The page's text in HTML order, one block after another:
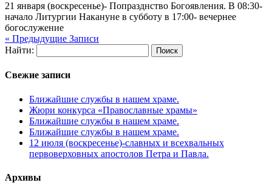
21 января (воскресенье)- Попразднство Богоявления. В 08:30-
начало Литургии Накануне в субботу в 17:00- вечернее
богослужение
« Предыдущие Записи
Найти:
Свежие записи
Ближайшие службы в нашем храме.
Жюри конкурса «Православные храмы»
Ближайшие службы в нашем храме.
Ближайшие службы в нашем храме.
12 июля (воскресенье)-славных и всехвальных
первоверховных апостолов Петра и Павла.
Архивы